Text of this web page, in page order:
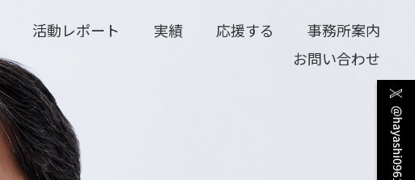
活動レポート 実績 応援する
事務所案内
お問い合わせ